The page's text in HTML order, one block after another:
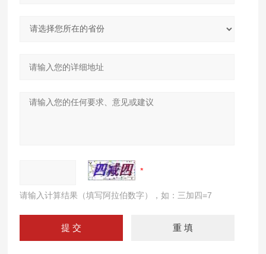
请输入计算结果（填写阿拉伯数字），如：三加四=7